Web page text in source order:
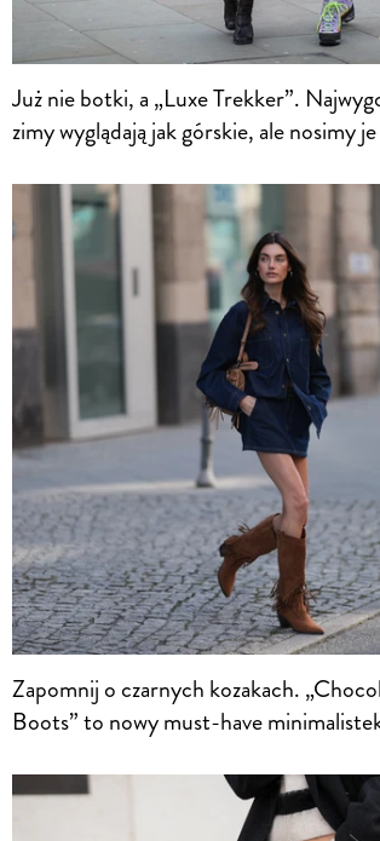
Już nie botki, a „Luxe Trekker”.
zimy wyglądają jak górskie, ale nosimy
Zapomnij o czarnych kozakach.
Boots” to nowy must-have